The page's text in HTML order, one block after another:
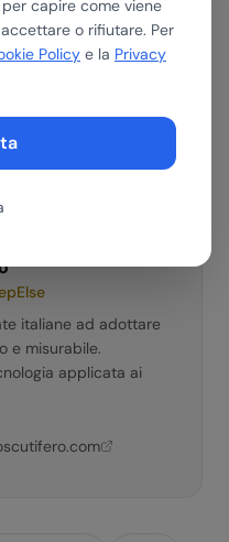
capire come viene
o rifiutare. Per
Policy e la Privacy
con il tuo assistente AI
italiane ad adottare
e misurabile.
applicata ai